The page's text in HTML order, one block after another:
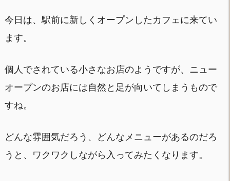
今日は、駅前に新しくオープンしたカフェに来てい
ます。
個人でされている小さなお店のようですが、ニュー
オープンのお店には自然と足が向いてしまうもので
すね。
どんな雰囲気だろう、どんなメニューがあるのだろ
うと、ワクワクしながら入ってみたくなります。